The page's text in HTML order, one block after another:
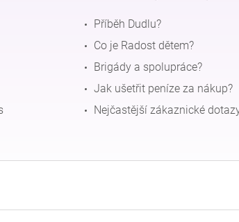
Příběh Dudlu?
Co je Radost dětem?
Brigády a spolupráce?
Jak ušetřit peníze za nákup?
Nejčastější zákaznické